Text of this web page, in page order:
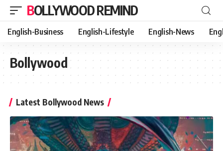
BOLLYWOOD REMIND
English-Business English-Lifestyle English-News
Bollywood
Latest Bollywood News